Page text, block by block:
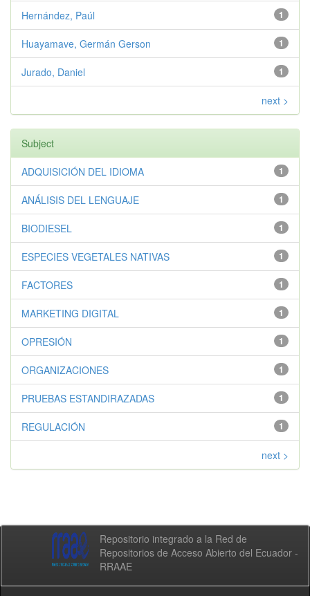
1
Hernández, Paúl
1
Huayamave, Germán Gerson
1
Jurado, Daniel
next >
Subject
1
ADQUISICIÓN DEL IDIOMA
1
ANÁLISIS DEL LENGUAJE
1
BIODIESEL
1
ESPECIES VEGETALES NATIVAS
1
FACTORES
1
MARKETING DIGITAL
1
OPRESIÓN
1
ORGANIZACIONES
1
PRUEBAS ESTANDIRAZADAS
1
REGULACIÓN
next >
Repositorio integrado a la Red de
Repositorios de Acceso Abierto del Ecuador -
RRAAE